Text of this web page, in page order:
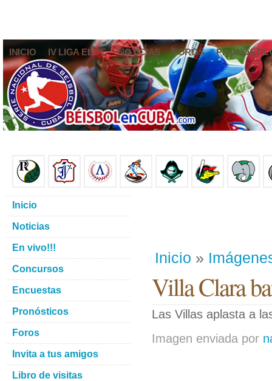
INICIO IV LIGA ELITE NOTICIAS FOROS
Inicio »
Villa Clara
Las Villas aplasta a
Imagen enviada por
Inicio
Noticias
En vivo!!!
Concursos
Encuestas
Pronósticos
Foros
Invita a tus amigos
Libro de visitas